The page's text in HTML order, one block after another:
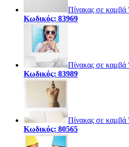
Πίνακας σε
Κωδικός: 83969
Πίνακας σε
Κωδικός: 83989
Πίνακας σε
Κωδικός: 80565